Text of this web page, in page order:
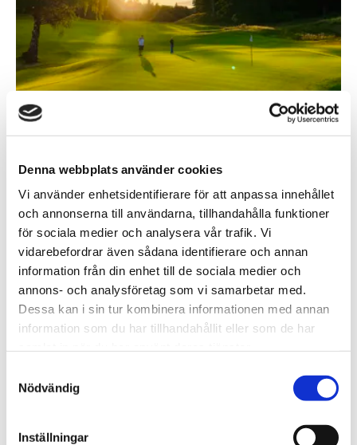
Denna webbplats använder cookies
Vi använder enhetsidentifierare för att anpassa innehållet
och annonserna till användarna, tillhandahålla funktioner
för sociala medier och analysera vår trafik. Vi
vidarebefordrar även sådana identifierare och annan
information från din enhet till de sociala medier och
annons- och analysföretag som vi samarbetar med.
Dessa kan i sin tur kombinera informationen med annan
information som du har tillhandahållit eller som de har
Nödvändig
Inställningar
Skövde Golfklubbssödra bana hamnade på
plats 17 av alla landets golfbanor i Svensk
Golfs senaste rankning av landets 480 banor.
Omdömet blev att banan ären särskilt
tilltalande bana som sticker ut från mängden
och en del av motiveringen lyder: ”…en
modern strategisk design, där du kan rulla in
en och annan låg järnåtta mot flaggan – och
amerikanska influenser.”